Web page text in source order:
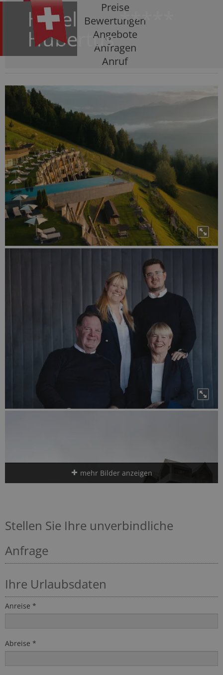
Hotel
Hubertus
*****
Preise
Bewertungen
Angebote
Anfragen
Anruf
mehr Bilder anzeigen
Stellen Sie Ihre unverbindliche
Anfrage
Ihre Urlaubsdaten
Anreise *
Abreise *